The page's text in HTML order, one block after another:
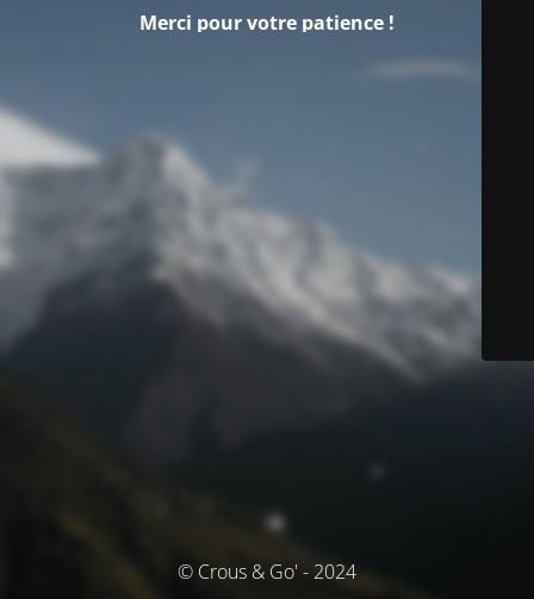
Merci pour votre patience !
© Crous & Go' - 2024